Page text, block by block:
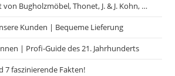
Bugholzmöbel, Thonet, J. & J. Kohn, …
Kunden | Bequeme Lieferung
| Profi-Guide des 21. Jahrhunderts
7 faszinierende Fakten!